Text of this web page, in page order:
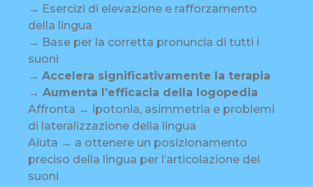
→ Esercizi di elevazione e rafforzamento
della lingua
→ Base per la corretta pronuncia di tutti i
suoni
→ Accelera significativamente la terapia
→ Aumenta l’efficacia della logopedia
Affronta → ipotonia, asimmetria e problemi
di lateralizzazione della lingua
Aiuta → a ottenere un posizionamento
preciso della lingua per l’articolazione dei
suoni